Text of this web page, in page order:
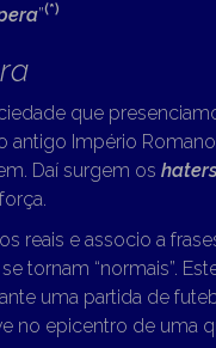
”(*)
que
antigo Império
Daí surgem os
reais e associo a
tornam “normais”.
uma partida de
no epicentro de uma